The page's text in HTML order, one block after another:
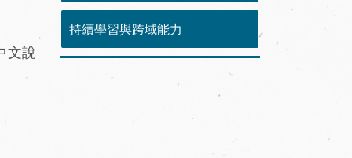
文說
持續學習與跨域能力